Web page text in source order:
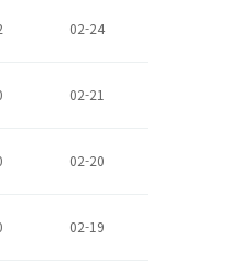
02-24
02-21
02-20
02-19